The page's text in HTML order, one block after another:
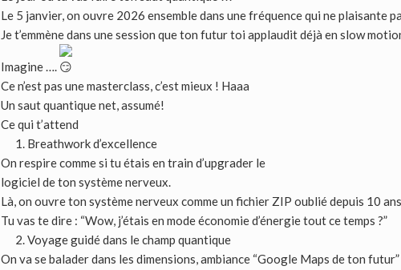
Le 5 janvier, on ouvre 2026 ensemble dans une fréquence qui ne plaisante
Je t’emmène dans une session que ton futur toi applaudit déjà en slow
Imagine ….
Ce n’est pas une masterclass, c’est mieux ! Haaa
Un saut quantique net, assumé!
Ce qui t’attend
1. Breathwork d’excellence
On respire comme si tu étais en train d’upgrader le
logiciel de ton système nerveux.
Là, on ouvre ton système nerveux comme un fichier ZIP oublié depuis 10
Tu vas te dire : “Wow, j’étais en mode économie d’énergie tout ce temps ?”
2. Voyage guidé dans le champ quantique
On va se balader dans les dimensions, ambiance “Google Maps de ton